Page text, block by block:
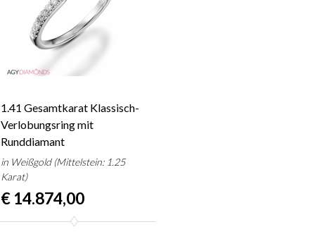
1.41 Gesamtkarat Klassisch-
Verlobungsring mit
Runddiamant
in Weißgold (Mittelstein: 1.25
Karat)
€ 14.874,00